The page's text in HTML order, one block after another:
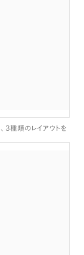
、 3種類のレイアウトを